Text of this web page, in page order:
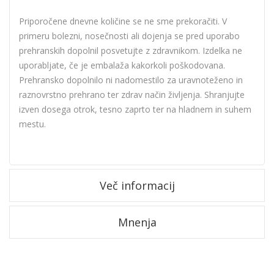
Priporočene dnevne količine se ne sme prekoračiti. V
primeru bolezni, nosečnosti ali dojenja se pred uporabo
prehranskih dopolnil posvetujte z zdravnikom. Izdelka ne
uporabljate, če je embalaža kakorkoli poškodovana.
Prehransko dopolnilo ni nadomestilo za uravnoteženo in
raznovrstno prehrano ter zdrav način življenja. Shranjujte
izven dosega otrok, tesno zaprto ter na hladnem in suhem
mestu.
Več informacij
Mnenja